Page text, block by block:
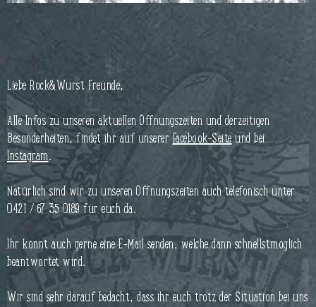
Liebe Rock&Wurst Freunde,
Alle Infos zu unseren aktuellen Öffnungszeiten und derzeitigen
Besonderheiten, findet ihr auf unserer Facebook-Seiteund bei
Instagram.
Natürlich sind wir zu unseren Öffnungszeiten auch telefonisch unter
0421 / 67 35 0189 für euch da.
Ihr könnt auch gerne eine E-Mail senden, welche dann schnellstmöglich
beantwortet wird.
Wir sind sehr darauf bedacht, dass ihr euch trotz der Situation bei uns